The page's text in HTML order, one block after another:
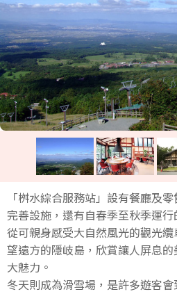
「桝水綜合服務站」設有餐廳及
完善設施，還有自春季至秋季運行
從可親身感受大自然風光的觀光
望遠方的隱岐島，欣賞讓人屏息
大魅力。
冬天則成為滑雪場，是許多遊客